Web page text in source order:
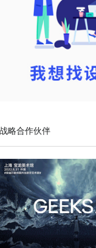
略合作伙伴